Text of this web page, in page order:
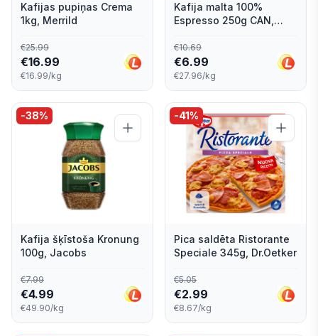
Kafijas pupiņas Crema
1kg, Merrild
€25.99
€16.99
€16.99/kg
Kafija malta 100%
Espresso 250g CAN,
€10.69
€6.99
€27.96/kg
-38%
Kafija šķīstoša Kronung
100g, Jacobs
€7.99
€4.99
€49.90/kg
-41%
Pica saldēta Ristorante
Speciale 345g, Dr.Oetker
€5.05
€2.99
€8.67/kg